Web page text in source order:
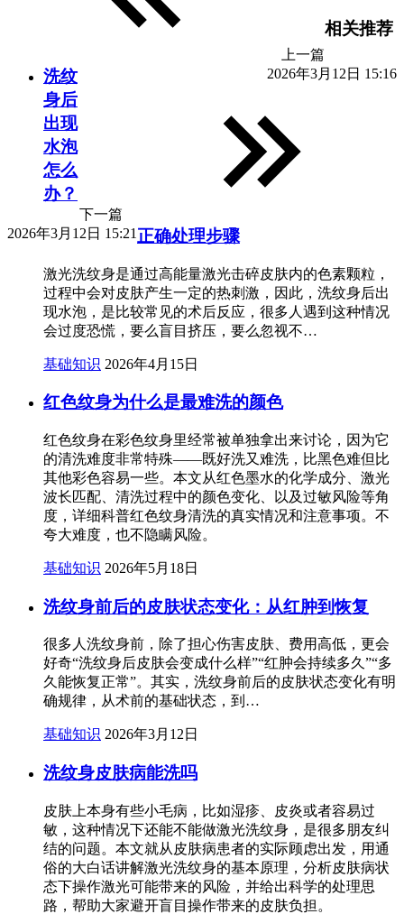
上一篇
2026年3月12日 15:16
下一篇
2026年3月12日 15:21
相关推荐
洗纹
身后
出现
水泡
怎么
办？
正确处理步骤
激光洗纹身是通过高能量激光击碎皮肤内的色素颗粒，
过程中会对皮肤产生一定的热刺激，因此，洗纹身后出
现水泡，是比较常见的术后反应，很多人遇到这种情况
会过度恐慌，要么盲目挤压，要么忽视不…
基础知识 2026年4月15日
红色纹身为什么是最难洗的颜色
红色纹身在彩色纹身里经常被单独拿出来讨论，因为它
的清洗难度非常特殊——既好洗又难洗，比黑色难但比
其他彩色容易一些。本文从红色墨水的化学成分、激光
波长匹配、清洗过程中的颜色变化、以及过敏风险等角
度，详细科普红色纹身清洗的真实情况和注意事项。不
夸大难度，也不隐瞒风险。
基础知识 2026年5月18日
洗纹身前后的皮肤状态变化：从红肿到恢复
很多人洗纹身前，除了担心伤害皮肤、费用高低，更会
好奇“洗纹身后皮肤会变成什么样”“红肿会持续多久”“多
久能恢复正常”。其实，洗纹身前后的皮肤状态变化有明
确规律，从术前的基础状态，到…
基础知识 2026年3月12日
洗纹身皮肤病能洗吗
皮肤上本身有些小毛病，比如湿疹、皮炎或者容易过
敏，这种情况下还能不能做激光洗纹身，是很多朋友纠
结的问题。本文就从皮肤病患者的实际顾虑出发，用通
俗的大白话讲解激光洗纹身的基本原理，分析皮肤病状
态下操作激光可能带来的风险，并给出科学的处理思
路，帮助大家避开盲目操作带来的皮肤负担。